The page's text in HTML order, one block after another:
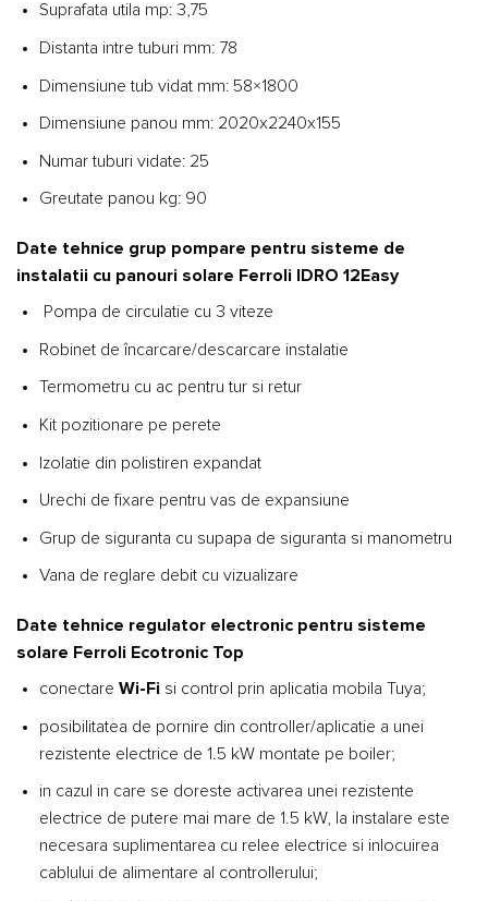
Suprafata utila mp: 3,75
Distanta intre tuburi mm: 78
Dimensiune tub vidat mm: 58×1800
Dimensiune panou mm: 2020x2240x155
Numar tuburi vidate: 25
Greutate panou kg: 90
Date tehnice grup pompare pentru sisteme de
instalatii cu panouri solare Ferroli IDRO 12Easy
Pompa de circulatie cu 3 viteze
Robinet de încarcare/descarcare instalatie
Termometru cu ac pentru tur si retur
Kit pozitionare pe perete
Izolatie din polistiren expandat
Urechi de fixare pentru vas de expansiune
Grup de siguranta cu supapa de siguranta si manometru
Vana de reglare debit cu vizualizare
Date tehnice regulator electronic pentru sisteme
solare Ferroli Ecotronic Top
conectare Wi-Fisi control prin aplicatia mobila Tuya;
posibilitatea de pornire din controller/aplicatie a unei
rezistente electrice de 1.5 kW montate pe boiler;
in cazul in care se doreste activarea unei rezistente
electrice de putere mai mare de 1.5 kW, la instalare este
necesara suplimentarea cu relee electrice si inlocuirea
cablului de alimentare al controllerului;